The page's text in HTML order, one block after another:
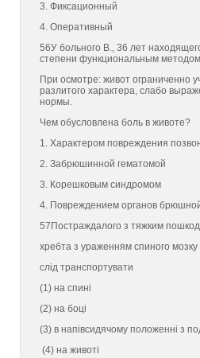
3. Фиксационный
4. Оперативный
56У больного В., 36 лет
степени функциональным
При осмотре: живот ограниченно
разлитого характера, слабо
нормы.
Чем обусловлена боль в животе?
1. Характером повреждения
2. Забрюшинной гематомой
3. Корешковым синдромом
4. Повреждением органов
57Постраждалого з тяжким
хребта з ураженням спиного
слiд транспортувати
(1) на спинi
(2) на боцi
(3) в напiвсидячому положеннi з
(4) на животi